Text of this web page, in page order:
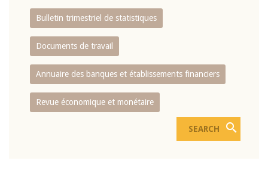
Bulletin trimestriel de statistiques
Documents de travail
Annuaire des banques et établissements financiers
Revue économique et monétaire